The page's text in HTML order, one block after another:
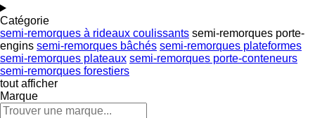
Catégorie
semi-remorques à rideaux coulissants semi-remorques porte-
engins semi-remorques bâchés semi-remorques plateformes
semi-remorques plateaux semi-remorques porte-conteneurs
semi-remorques forestiers
tout afficher
Marque